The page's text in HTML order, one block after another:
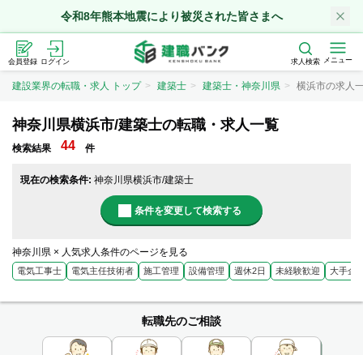
令和8年熊本地震により被災された皆さまへ
会員登録 ログイン 求人検索 メニュー
建設業界の転職・求人 トップ 建築士 建築士・神奈川県 横浜市の求人
神奈川県横浜市/建築士の転職・求人一覧
検索結果 44 件
現在の検索条件: 神奈川県横浜市/建築士
条件を変更して検索する
神奈川県 × 人気求人条件のページを見る
電気工事士 電気主任技術者 施工管理 設備管理 週休2日 未経験歓迎 大手企
転職先のご相談